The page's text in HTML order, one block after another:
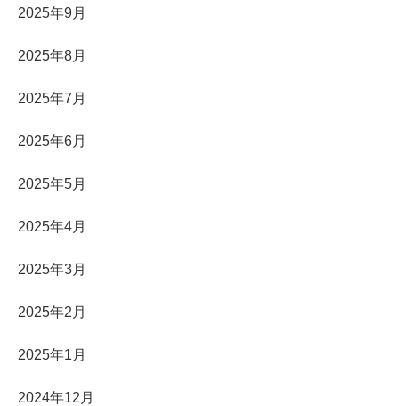
2025年9月
2025年8月
2025年7月
2025年6月
2025年5月
2025年4月
2025年3月
2025年2月
2025年1月
2024年12月